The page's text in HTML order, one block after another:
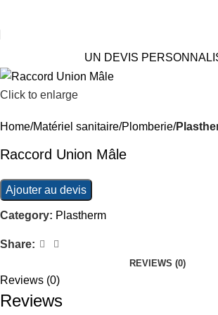
UN DEVIS
Click to enlarge
Home Matériel sanitaire Plomberie
Raccord Union Mâle
Ajouter au devis
Category: Plastherm
Share:
REVIEWS (0)
Reviews (0)
Reviews